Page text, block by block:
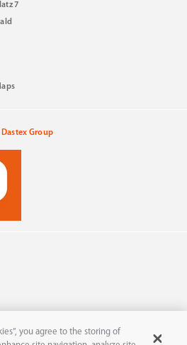
7
Group
AEB
11
you agree to the storing of